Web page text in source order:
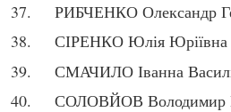
РИБЧЕНКО Олександр
СІРЕНКО Юлія Юріївна
СМАЧИЛО Іванна
СОЛОВЙОВ Володимир